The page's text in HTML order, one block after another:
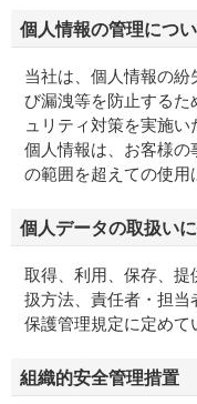
個人情報の管理につ
当社は、個人情報の紛
び漏洩等を防止するた
ュリティ対策を実施
個人情報は、お客様の
の範囲を超えての使用
個人データの取扱い
取得、利用、保存、提
扱方法、責任者・担当
保護管理規定に定めて
組織的安全管理措置